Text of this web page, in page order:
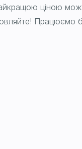
ціною
Працюємо